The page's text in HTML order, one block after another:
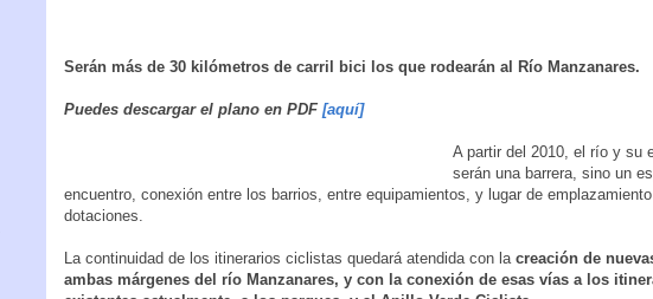
Serán más de 30 kilómetros de carril bici los que rodearán al Río Manzanares.
Puedes descargar el plano en PDF [aquí]
A partir del 2010, el río y su
serán una barrera, sino un
encuentro, conexión entre los barrios, entre equipamientos, y lugar de
dotaciones.
La continuidad de los itinerarios ciclistas quedará atendida con la creación de
ambas márgenes del río Manzanares, y con la conexión de esas vías a los